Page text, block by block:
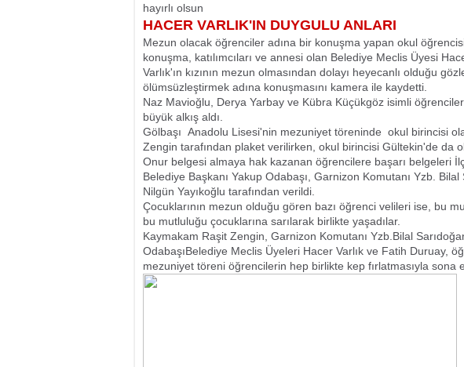
hayırlı olsun
HACER VARLIK'IN DUYGULU ANLARI
Mezun olacak öğrenciler adına bir konuşma yapan okul öğrencisi
konuşma, katılımcıları ve annesi olan Belediye Meclis Üyesi
Varlık'ın kızının mezun olmasından dolayı heyecanlı olduğu
ölümsüzleştirmek adına konuşmasını kamera ile kaydetti.
Naz Mavioğlu, Derya Yarbay ve Kübra Küçükgöz isimli
büyük alkış aldı.
Gölbaşı Anadolu Lisesi'nin mezuniyet töreninde okul birincisi
Zengin tarafından plaket verilirken, okul birincisi Gültekin'de da
Onur belgesi almaya hak kazanan öğrencilere başarı belgeleri
Belediye Başkanı Yakup Odabaşı, Garnizon Komutanı Yzb.
Nilgün Yayıkoğlu tarafından verildi.
Çocuklarının mezun olduğu gören bazı öğrenci velileri ise, bu
bu mutluluğu çocuklarına sarılarak birlikte yaşadılar.
Kaymakam Raşit Zengin, Garnizon Komutanı Yzb.Bilal
OdabaşıBelediye Meclis Üyeleri Hacer Varlık ve Fatih Duruay,
mezuniyet töreni öğrencilerin hep birlikte kep fırlatmasıyla sona